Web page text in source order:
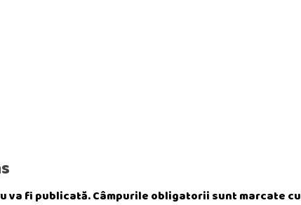
va fi publicată.Câmpurile obligatorii sunt marcate cu